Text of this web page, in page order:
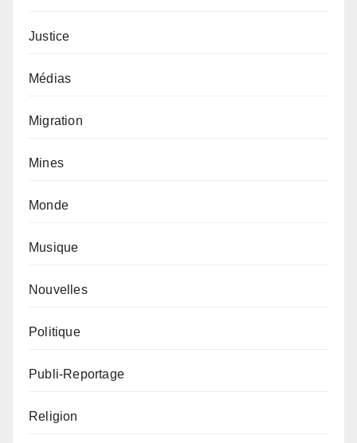
Justice
Médias
Migration
Mines
Monde
Musique
Nouvelles
Politique
Publi-Reportage
Religion